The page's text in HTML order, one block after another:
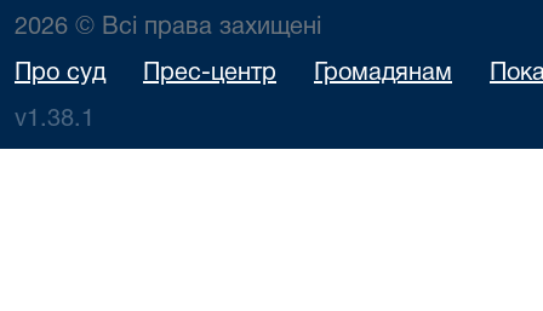
2026 © Всі права захищені
Про суд Прес-центр Громадянам
v1.38.1